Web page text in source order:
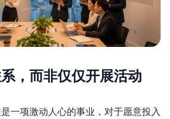
，而非仅仅开展活动
一项激动人心的事业，对于愿意投入